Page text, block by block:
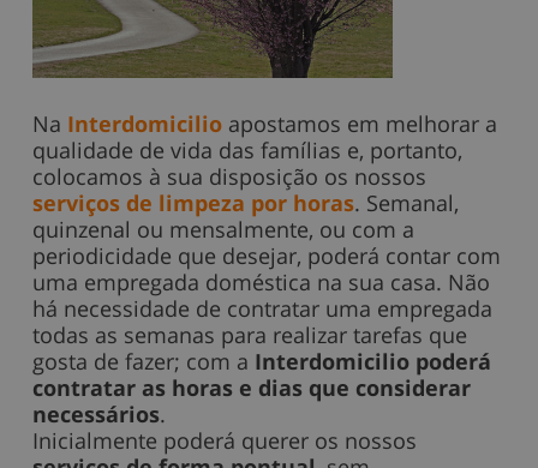
Na Interdomicilio apostamos em melhorar a
qualidade de vida das famílias e, portanto,
colocamos à sua disposição os nossos
serviços de limpeza por horas. Semanal,
quinzenal ou mensalmente, ou com a
periodicidade que desejar, poderá contar com
uma empregada doméstica na sua casa. Não
há necessidade de contratar uma empregada
todas as semanas para realizar tarefas que
gosta de fazer; com a Interdomicilio poderá
contratar as horas e dias que considerar
necessários.
Inicialmente poderá querer os nossos